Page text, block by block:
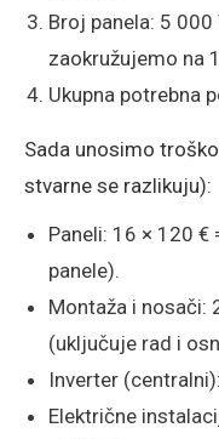
Broj panela: 5
zaokružujemo na
Ukupna potrebna
Sada unosimo
stvarne se razlikuju):
Paneli: 16 × 120
panele).
Montaža i nosači:
(uključuje rad i
Inverter
Električne